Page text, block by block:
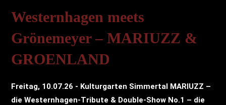
Westernhagen meets
Grönemeyer – MARIUZZ &
GROENLAND
Freitag, 10.07.26 - Kulturgarten Simmertal MARIUZZ –
die Westernhagen-Tribute & Double-Show No.1 – die